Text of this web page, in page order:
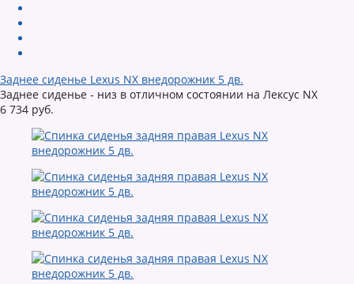
Заднее сиденье Lexus NX внедорожник 5 дв.
Заднее сиденье - низ в отличном состоянии на Лексус NX
6 734 руб.